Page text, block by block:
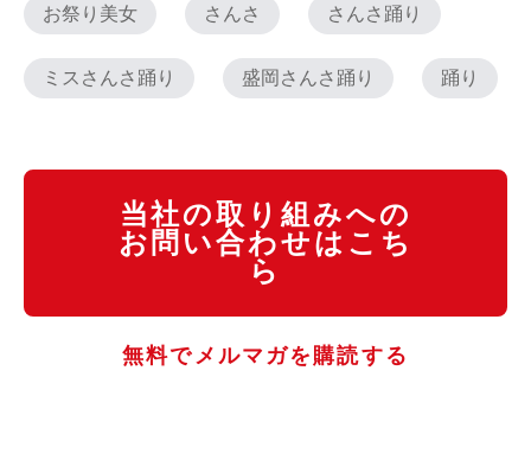
お祭り美女 さんさ さんさ踊り
ミスさんさ踊り 盛岡さんさ踊り 踊り
当社の取り組みへの
お問い合わせはこち
ら
無料でメルマガを購読する